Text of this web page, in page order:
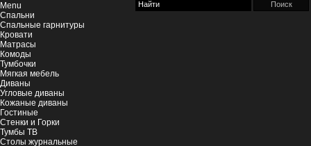
Menu
Спальни
Спальные гарнитуры
Кровати
Матрасы
Комоды
Тумбочки
Мягкая мебель
Диваны
Угловые диваны
Кожаные диваны
Гостиные
Стенки и Горки
Тумбы ТВ
Столы журнальные